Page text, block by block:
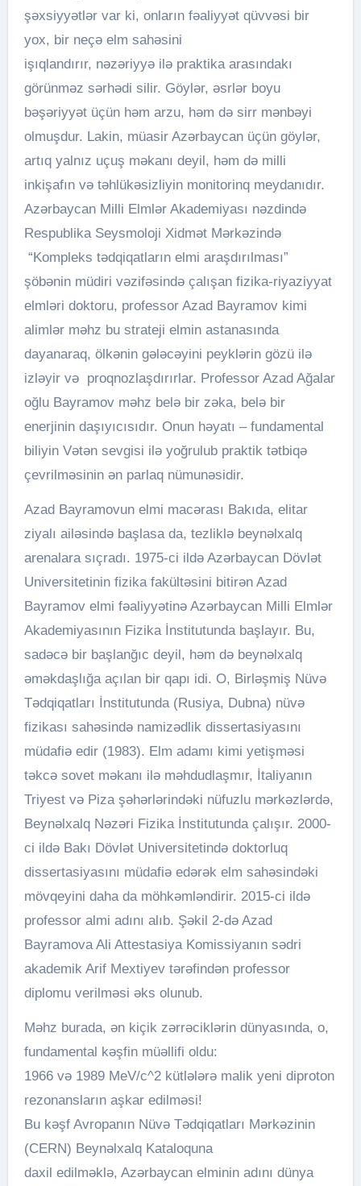
şəxsiyyətlər var ki, onların fəaliyyət qüvvəsi bir
yox, bir neçə elm sahəsini
işıqlandırır, nəzəriyyə ilə praktika arasındakı
görünməz sərhədi silir. Göylər, əsrlər boyu
bəşəriyyət üçün həm arzu, həm də sirr mənbəyi
olmuşdur. Lakin, müasir Azərbaycan üçün göylər,
artıq yalnız uçuş məkanı deyil, həm də milli
inkişafın və təhlükəsizliyin monitorinq meydanıdır.
Azərbaycan Milli Elmlər Akademiyası nəzdində
Respublika Seysmoloji Xidmət Mərkəzində
“Kompleks tədqiqatların elmi araşdırılması”
şöbənin müdiri vəzifəsində çalışan fizika-riyaziyyat
elmləri doktoru, professor Azad Bayramov kimi
alimlər məhz bu strateji elmin astanasında
dayanaraq, ölkənin gələcəyini peyklərin gözü ilə
izləyir və proqnozlaşdırırlar. Professor Azad Ağalar
oğlu Bayramov məhz belə bir zəka, belə bir
enerjinin daşıyıcısıdır. Onun həyatı – fundamental
biliyin Vətən sevgisi ilə yoğrulub praktik tətbiqə
çevrilməsinin ən parlaq nümunəsidir.
Azad Bayramovun elmi macərası Bakıda, elitar
ziyalı ailəsində başlasa da, tezliklə beynəlxalq
arenalara sıçradı. 1975-ci ildə Azərbaycan Dövlət
Universitetinin fizika fakültəsini bitirən Azad
Bayramov elmi fəaliyyətinə Azərbaycan Milli Elmlər
Akademiyasının Fizika İnstitutunda başlayır. Bu,
sadəcə bir başlanğıc deyil, həm də beynəlxalq
əməkdaşlığa açılan bir qapı idi. O, Birləşmiş Nüvə
Tədqiqatları İnstitutunda (Rusiya, Dubna) nüvə
fizikası sahəsində namizədlik dissertasiyasını
müdafiə edir (1983). Elm adamı kimi yetişməsi
təkcə sovet məkanı ilə məhdudlaşmır, İtaliyanın
Triyest və Piza şəhərlərindəki nüfuzlu mərkəzlərdə,
Beynəlxalq Nəzəri Fizika İnstitutunda çalışır. 2000-
ci ildə Bakı Dövlət Universitetində doktorluq
dissertasiyasını müdafiə edərək elm sahəsindəki
mövqeyini daha da möhkəmləndirir. 2015-ci ildə
professor almi adını alıb. Şəkil 2-də Azad
Bayramova Ali Attestasiya Komissiyanın sədri
akademik Arif Mextiyev tərəfindən professor
diplomu verilməsi əks olunub.
Məhz burada, ən kiçik zərrəciklərin dünyasında, o,
fundamental kəşfin müəllifi oldu:
1966 və 1989 MeV/c^2 kütlələrə malik yeni diproton
rezonansların aşkar edilməsi!
Bu kəşf Avropanın Nüvə Tədqiqatları Mərkəzinin
(CERN) Beynəlxalq Kataloquna
daxil edilməklə, Azərbaycan elminin adını dünya